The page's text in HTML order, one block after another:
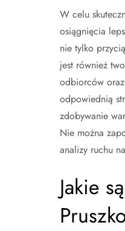
W celu
osiągnięcia
nie tylko
jest również
odbiorców
odpowiednią
zdobywanie
Nie można
analizy ruchu
Jakie